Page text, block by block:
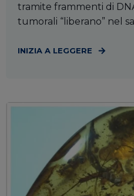
tramite frammenti di
tumorali “liberano” nel
INIZIA A LEGGERE